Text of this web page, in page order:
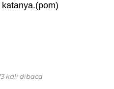
kali dibaca